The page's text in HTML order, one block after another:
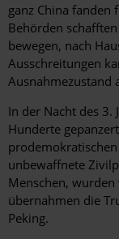
ganz China
Behörden
bewegen, nach
Ausschreitungen
Ausnahmezustand
In der Nacht des 3.
Hunderte
unbewaffnete
Menschen, wurden
übernahmen die
Peking.